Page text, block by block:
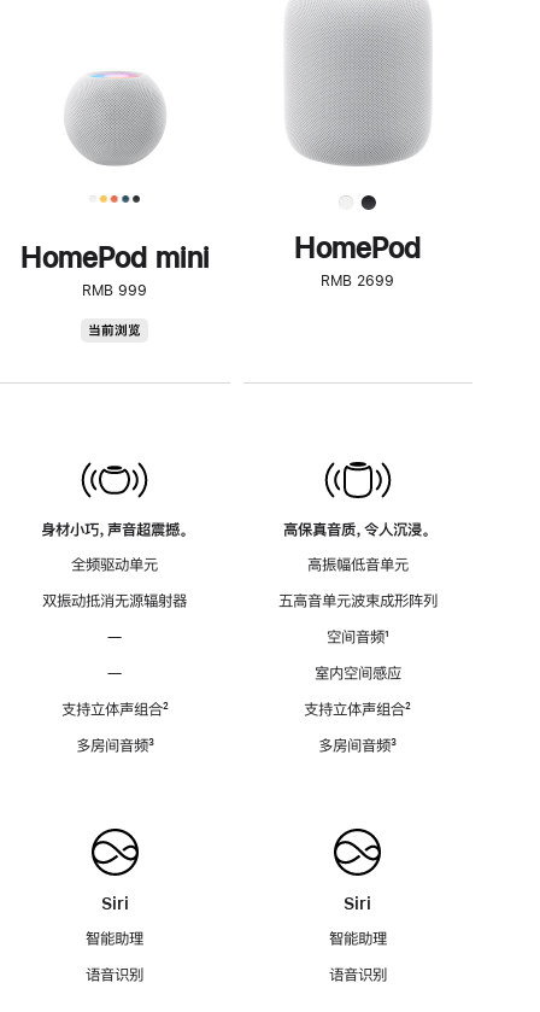
HomePod mini
RMB 999
当前浏览
身材小巧，声音超震撼。
全频驱动单元
双振动抵消无源辐射器
—
—
支持立体声组合脚
²
多房间音频脚
³
Siri
智能助理
语音识别
了
解
HomePod<
HomePod
RMB 2699
高保真音质，令人沉浸。
高振幅低音单元
五高音单元波束成形阵列
空间音频脚
¹
室内空间感应
支持立体声组合脚
²
多房间音频脚
³
Siri
智能助理
语音识别